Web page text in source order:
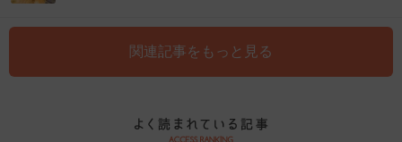
関連記事をもっと見る